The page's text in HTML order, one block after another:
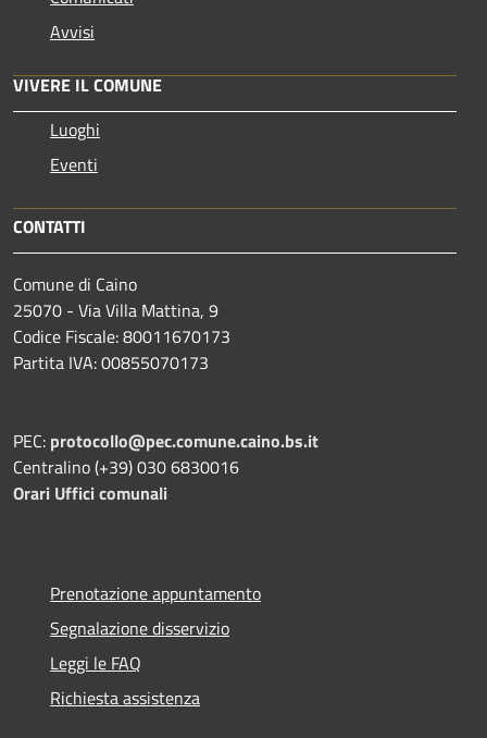
Avvisi
VIVERE IL COMUNE
Luoghi
Eventi
CONTATTI
Comune di Caino
25070 - Via Villa Mattina, 9
Codice Fiscale: 80011670173
Partita IVA: 00855070173
PEC: protocollo@pec.comune.caino.bs.it
Centralino (+39) 030 6830016
Orari Uffici comunali
Prenotazione appuntamento
Segnalazione disservizio
Leggi le FAQ
Richiesta assistenza